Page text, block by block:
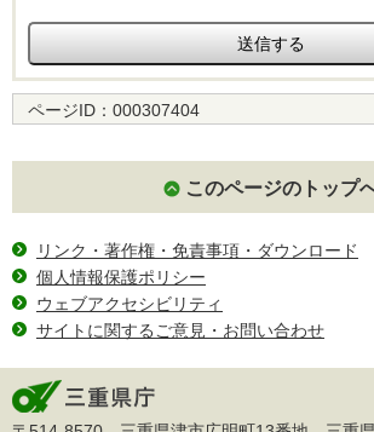
ページID： 000307404
このページのトップ
リンク・著作権・免責事項・ダウンロード
個人情報保護ポリシー
ウェブアクセシビリティ
サイトに関するご意見・お問い合わせ